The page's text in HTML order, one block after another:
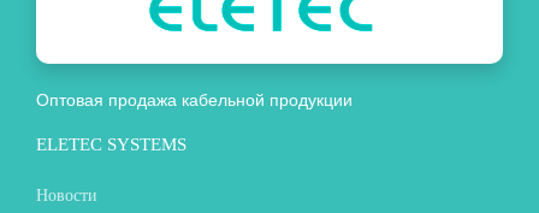
Оптовая продажа кабельной продукции
ELETEC SYSTEMS
Новости